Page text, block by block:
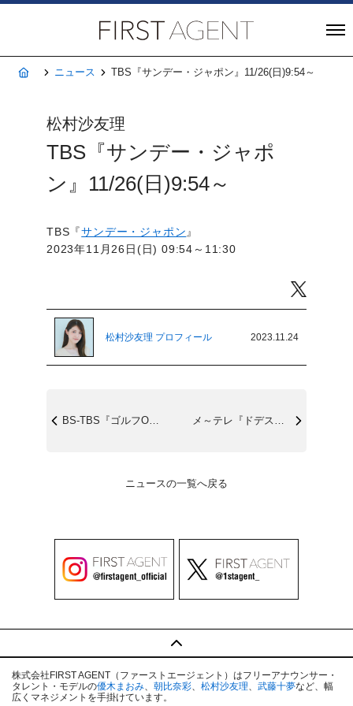
ホームニュース TBS『サンデー・ジャポン』11/26(日)9:54～
松村沙友理
TBS『サンデー・ジャポ
ン』11/26(日)9:54～
TBS『サンデー・ジャポン 』
2023年11月26日(日) 09:54～11:30
松村沙友理 プロフィール 2023.11.24
BS-TBS『ゴルフONE～賞金総取りバ... メ～テレ『ドデスカ！＋』11/24(金)...
ニュースの一覧へ戻る
株式会社FIRST AGENT（ファーストエージェント）はフリーアナウンサー・
タレント・モデルの優木まおみ、 朝比奈彩、 松村沙友理、 武藤十夢など、幅
広くマネジメントを手掛けています。